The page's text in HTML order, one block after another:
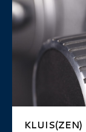
KLUIS(ZEN)